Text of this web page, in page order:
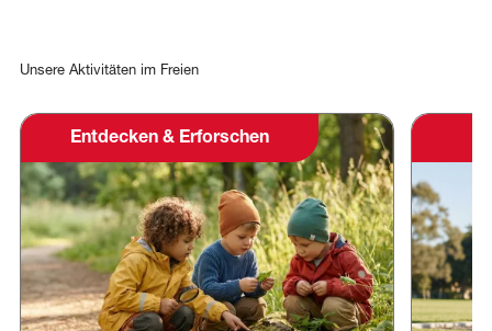
Unsere Aktivitäten im Freien
Entdecken & Erforschen